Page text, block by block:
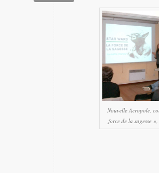
Nouvelle Acropole,
force de la sagesse